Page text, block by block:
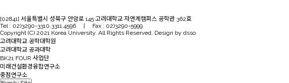
[02841] 서울특별시 성북구 안암로 145 고려대학교 자연계캠퍼스 공학관 362호
Tel : 02)3290-3310,3311,4596 | Fax : 02)3290-5999
Copyright (C) 2021 Korea University. All Rights Reserved. Design by dsso
고려대학교 공학대학원
고려대학교 공과대학
BK21 FOUR 사업단
미래건설환경융합연구소
중점연구소